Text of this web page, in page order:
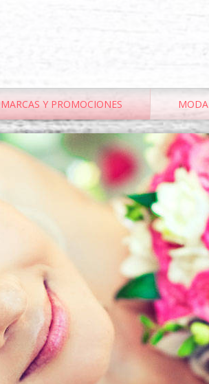
MARCAS Y PROMOCIONES MODA